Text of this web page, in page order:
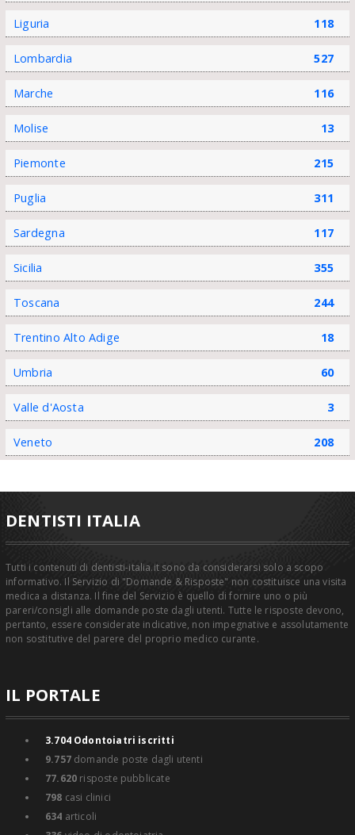
Liguria 118
Lombardia 527
Marche 116
Molise 13
Piemonte 215
Puglia 311
Sardegna 117
Sicilia 355
Toscana 244
Trentino Alto Adige 18
Umbria 60
Valle d'Aosta 3
Veneto 208
DENTISTI ITALIA
Tutti i contenuti di dentisti-italia.it sono da considerarsi solo a scopo
informativo. Il Servizio di "Domande & Risposte" non costituisce una visita
medica a distanza. Il fine del Servizio è quello di fornire uno o più
pareri/consigli alle domande poste dagli utenti. Tutte le risposte devono,
pertanto, essere considerate indicative, non impegnative e assolutamente
non sostitutive del parere del proprio medico curante.
IL PORTALE
3.704Odontoiatri iscritti
9.757domande poste dagli utenti
77.620 risposte pubblicate
798 casi clinici
634 articoli